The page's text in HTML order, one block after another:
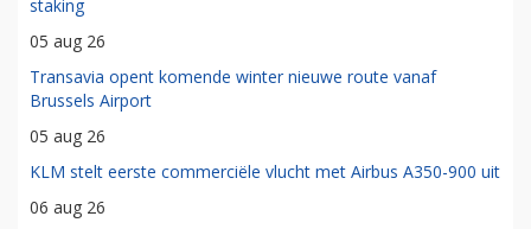
staking
05 aug 26
Transavia opent komende winter nieuwe route vanaf
Brussels Airport
05 aug 26
KLM stelt eerste commerciële vlucht met Airbus A350-900 uit
06 aug 26